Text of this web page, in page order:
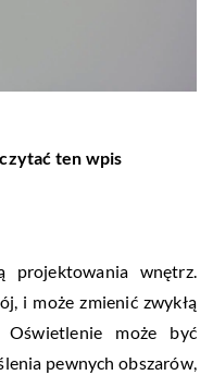
ten wpis
projektowania wnętrz.
i może zmienić zwykłą
Oświetlenie może być
pewnych obszarów,